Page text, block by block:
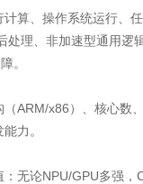
算、操作系统运行、任
处理、非加速型通用逻
。
ARM/x86）、核心数
力。
无论NPU/GPU多强，